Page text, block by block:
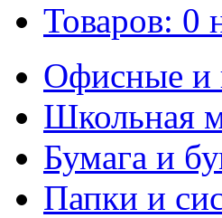
Товаров: 0
Офисные и
Школьная
Бумага и
Папки и